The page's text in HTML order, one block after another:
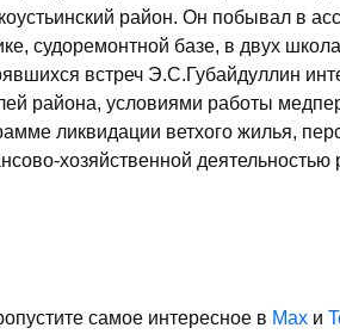
район. Он побывал в
судоремонтной базе, в двух
встреч Э.С.Губайдуллин
района, условиями работы
ликвидации ветхого жилья,
хозяйственной деятельностью
самое интересное в Max и